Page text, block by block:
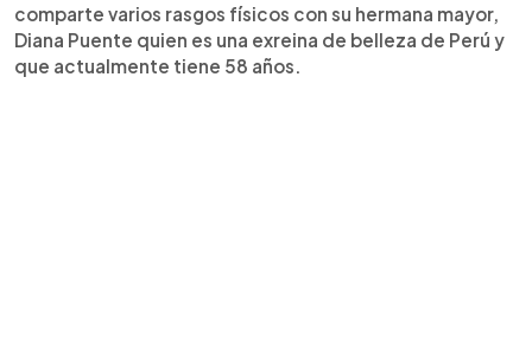
comparte varios rasgos físicos con su hermana mayor,
Diana Puente quien es una exreina de belleza de Perú y
que actualmente tiene 58 años.